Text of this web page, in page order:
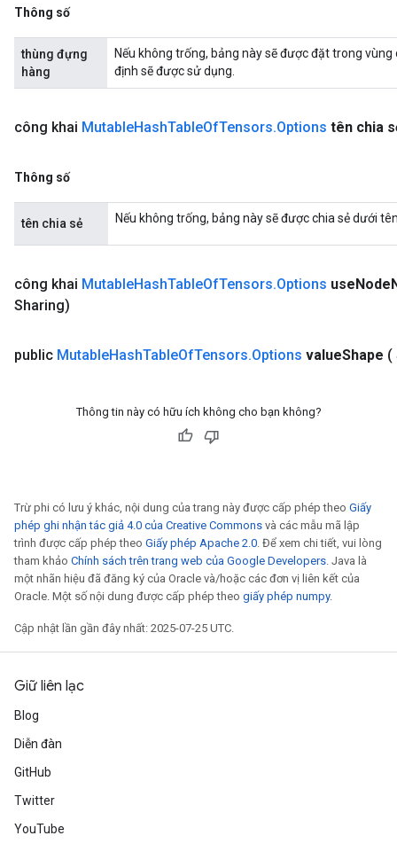
Thông số
thùng đựng
hàng
Nếu không trống, bảng này sẽ được đặt trong
định sẽ được sử dụng.
công khai MutableHashTableOfTensors.Options tên chia
Thông số
tên chia sẻ Nếu không trống, bảng này sẽ được chia sẻ dưới
công khai MutableHashTableOfTensors.Options useNode
Sharing)
public MutableHashTableOfTensors.Options valueShape (
Thông tin này có hữu ích không cho bạn không?
Trừ phi có lưu ý khác, nội dung của trang này được cấp phép theo Giấy
phép ghi nhận tác giả 4.0 của Creative Commons và các mẫu mã lập
trình được cấp phép theo Giấy phép Apache 2.0. Để xem chi tiết, vui lòng
tham khảo Chính sách trên trang web của Google Developers. Java là
một nhãn hiệu đã đăng ký của Oracle và/hoặc các đơn vị liên kết của
Oracle. Một số nội dung được cấp phép theo giấy phép numpy.
Cập nhật lần gần đây nhất: 2025-07-25 UTC.
Giữ liên lạc
Blog
Diễn đàn
GitHub
Twitter
YouTube